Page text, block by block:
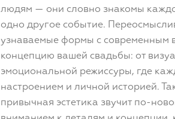
людям — они словно знакомы
одно другое событие.
узнаваемые формы с современным
концепцию вашей свадьбы: от
эмоциональной режиссуры, где
настроением и личной историей.
привычная эстетика звучит по-